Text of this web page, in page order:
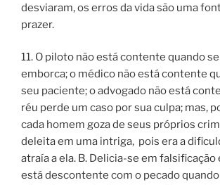
desviaram, os erros da vida são uma
prazer.
11. O piloto não está contente quando
emborca; o médico não está contente
seu paciente; o advogado não está
réu perde um caso por sua culpa; mas,
cada homem goza de seus próprios
deleita em uma intriga, pois era a
atraía a ela. B. Delicia-se em falsificação
está descontente com o pecado